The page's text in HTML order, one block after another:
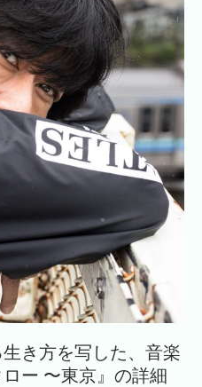
き方を写した、音楽
ー 〜東京』の詳細